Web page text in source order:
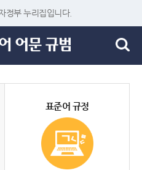
정부 누리집입니다.
표준어 규정